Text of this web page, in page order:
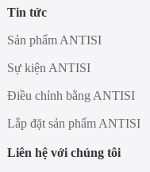
Tin tức
Sản phẩm ANTISI
Sự kiện ANTISI
Điều chỉnh bằng ANTISI
Lắp đặt sản phẩm ANTISI
Liên hệ với chúng tôi